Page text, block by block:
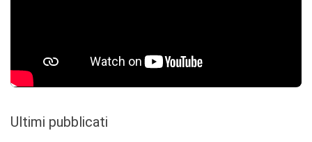
Ultimi pubblicati